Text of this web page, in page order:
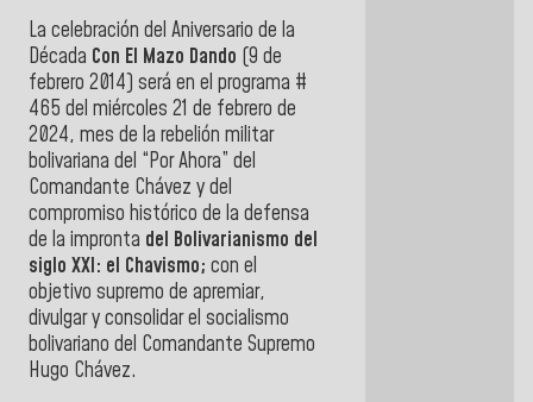
La celebración del Aniversario de la
Década Con El Mazo Dando (9 de
febrero 2014) será en el programa #
465 del miércoles 21 de febrero de
2024, mes de la rebelión militar
bolivariana del “Por Ahora” del
Comandante Chávez y del
compromiso histórico de la defensa
de la impronta del Bolivarianismo del
siglo XXI: el Chavismo; con el
objetivo supremo de apremiar,
divulgar y consolidar el socialismo
bolivariano del Comandante Supremo
Hugo Chávez.